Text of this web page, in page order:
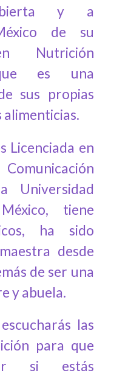
y a
de su
Nutrición
es una
sus propias
alimenticias.
Licenciada en
Universidad
tiene
ha sido
desde
de ser una
y abuela.
las
para que
si estás